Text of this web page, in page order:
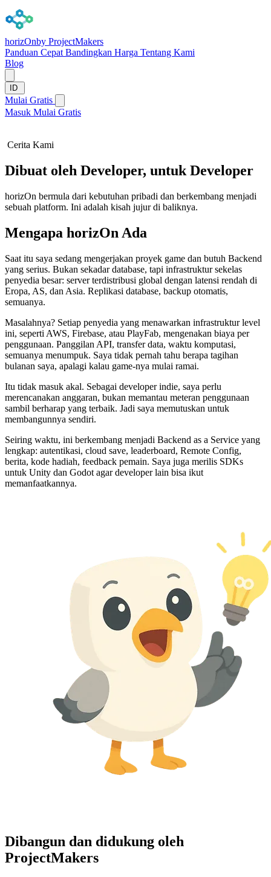
horizOnby ProjectMakers
Panduan Cepat Bandingkan Harga Tentang Kami
Blog
ID
Mulai Gratis
Masuk Mulai Gratis
Cerita Kami
Dibuat oleh Developer, untuk Developer
horizOn bermula dari kebutuhan pribadi dan berkembang menjadi
sebuah platform. Ini adalah kisah jujur di baliknya.
Mengapa horizOn Ada
Saat itu saya sedang mengerjakan proyek game dan butuh Backend
yang serius. Bukan sekadar database, tapi infrastruktur sekelas
penyedia besar: server terdistribusi global dengan latensi rendah di
Eropa, AS, dan Asia. Replikasi database, backup otomatis,
semuanya.
Masalahnya? Setiap penyedia yang menawarkan infrastruktur level
ini, seperti AWS, Firebase, atau PlayFab, mengenakan biaya per
penggunaan. Panggilan API, transfer data, waktu komputasi,
semuanya menumpuk. Saya tidak pernah tahu berapa tagihan
bulanan saya, apalagi kalau game-nya mulai ramai.
Itu tidak masuk akal. Sebagai developer indie, saya perlu
merencanakan anggaran, bukan memantau meteran penggunaan
sambil berharap yang terbaik. Jadi saya memutuskan untuk
membangunnya sendiri.
Seiring waktu, ini berkembang menjadi Backend as a Service yang
lengkap: autentikasi, cloud save, leaderboard, Remote Config,
berita, kode hadiah, feedback pemain. Saya juga merilis SDKs
untuk Unity dan Godot agar developer lain bisa ikut
memanfaatkannya.
Dibangun dan didukung oleh
ProjectMakers